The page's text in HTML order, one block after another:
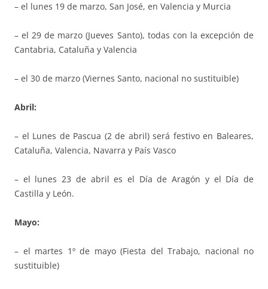
– el lunes 19 de marzo, San José, en Valencia y Murcia
– el 29 de marzo (Jueves Santo), todas con la excepción de
Cantabria, Cataluña y Valencia
– el 30 de marzo (Viernes Santo, nacional no sustituible)
Abril:
– el Lunes de Pascua (2 de abril) será festivo en Baleares,
Cataluña, Valencia, Navarra y País Vasco
– el lunes 23 de abril es el Día de Aragón y el Día de
Castilla y León.
Mayo:
– el martes 1º de mayo (Fiesta del Trabajo, nacional no
sustituible)